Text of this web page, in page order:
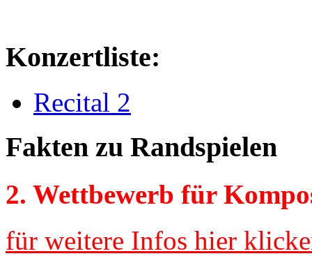
Konzertliste:
Recital 2
Fakten zu Randspielen
2. Wettbewerb für
für weitere Infos hier